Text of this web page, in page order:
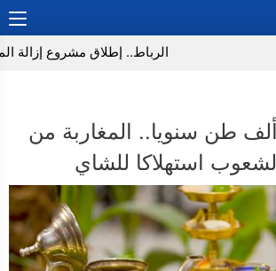
الرباط.. إطلاق مشروع إزالة
بمعدل 70 ألف طن سنويا.. المغاربة من
استهلاكا للشاي